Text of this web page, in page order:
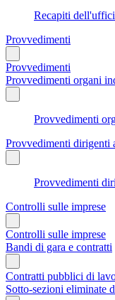
Recapiti
Provvedimenti
Provvedimenti
Provvedimenti organi
Provvedimenti
Provvedimenti dirigenti
Provvedimenti
Controlli sulle imprese
Controlli sulle imprese
Bandi di gara e contratti
Contratti pubblici di
Sotto-sezioni eliminate